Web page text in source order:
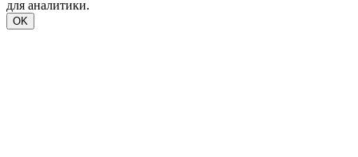
для аналитики.
OK